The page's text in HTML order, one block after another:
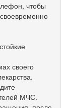
чтобы
своего
МЧС.